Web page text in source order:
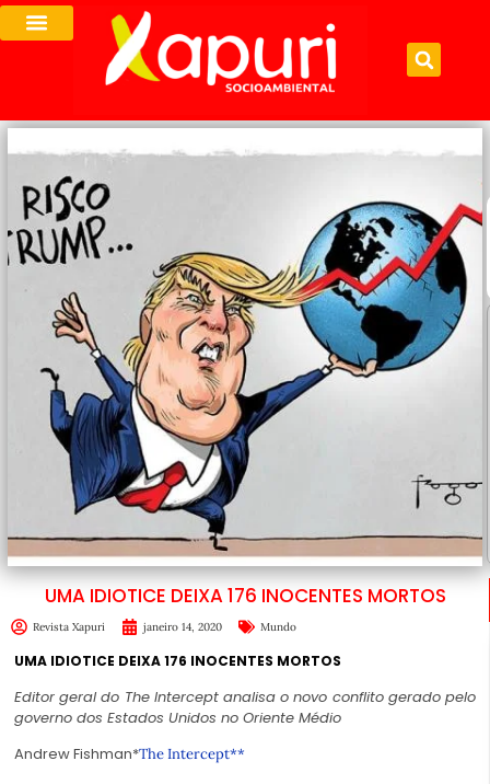
UMA IDIOTICE DEIXA 176 INOCENTES MORTOS
Revista Xapuri janeiro 14, 2020 Mundo
UMA IDIOTICE DEIXA 176 INOCENTES MORTOS
Editor geral do The Intercept analisa o novo conflito gerado pelo
governo dos Estados Unidos no Oriente Médio
Andrew Fishman*The Intercept**